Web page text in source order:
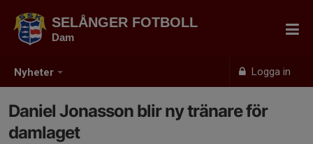
Nyheter Logga in
SELÅNGER FOTBOLL
Dam
Daniel Jonasson blir ny tränare för
damlaget